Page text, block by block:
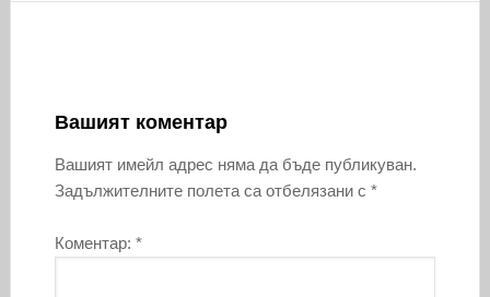
Вашият коментар
Вашият имейл адрес няма да бъде публикуван.
Задължителните полета са отбелязани с *
Коментар: *